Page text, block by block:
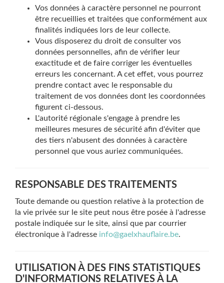
Vos données à caractère personnel ne pourront
être recueillies et traitées que conformément aux
finalités indiquées lors de leur collecte.
Vous disposerez du droit de consulter vos
données personnelles, afin de vérifier leur
exactitude et de faire corriger les éventuelles
erreurs les concernant. A cet effet, vous pourrez
prendre contact avec le responsable du
traitement de vos données dont les coordonnées
figurent ci-dessous.
L'autorité régionale s'engage à prendre les
meilleures mesures de sécurité afin d'éviter que
des tiers n'abusent des données à caractère
personnel que vous auriez communiquées.
RESPONSABLE DES TRAITEMENTS
Toute demande ou question relative à la protection de
la vie privée sur le site peut nous être posée à l'adresse
postale indiquée sur le site, ainsi que par courrier
électronique à l'adresse info@gaelxhauflaire.be.
UTILISATION À DES FINS STATISTIQUES
D'INFORMATIONS RELATIVES À LA